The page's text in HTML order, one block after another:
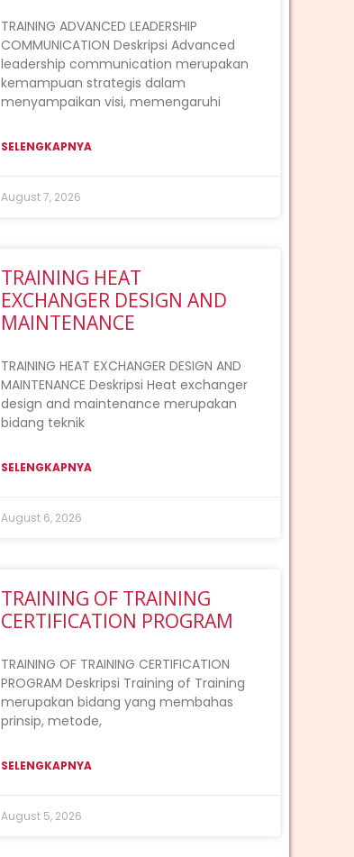
TRAINING ADVANCED LEADERSHIP
COMMUNICATION Deskripsi Advanced
leadership communication merupakan
kemampuan strategis dalam
menyampaikan visi, memengaruhi
SELENGKAPNYA
August 7, 2026
TRAINING HEAT
EXCHANGER DESIGN AND
MAINTENANCE
TRAINING HEAT EXCHANGER DESIGN AND
MAINTENANCE Deskripsi Heat exchanger
design and maintenance merupakan
bidang teknik
SELENGKAPNYA
August 6, 2026
TRAINING OF TRAINING
CERTIFICATION PROGRAM
TRAINING OF TRAINING CERTIFICATION
PROGRAM Deskripsi Training of Training
merupakan bidang yang membahas
prinsip, metode,
SELENGKAPNYA
August 5, 2026